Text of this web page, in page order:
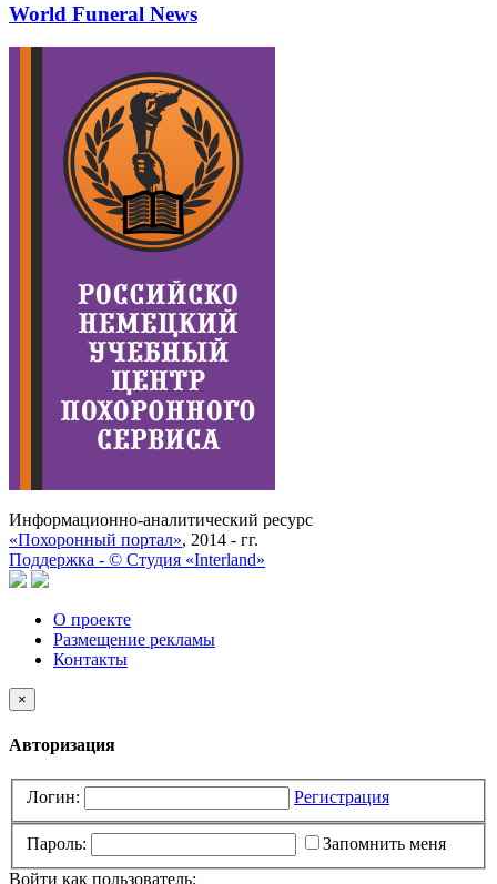
World Funeral News
Информационно-аналитический ресурс
«Похоронный портал», 2014 - гг.
Поддержка - © Cтудия «Interland»
О проекте
Размещение рекламы
Контакты
×
Авторизация
Логин: Регистрация
Пароль:
Запомнить меня
Войти как пользователь: